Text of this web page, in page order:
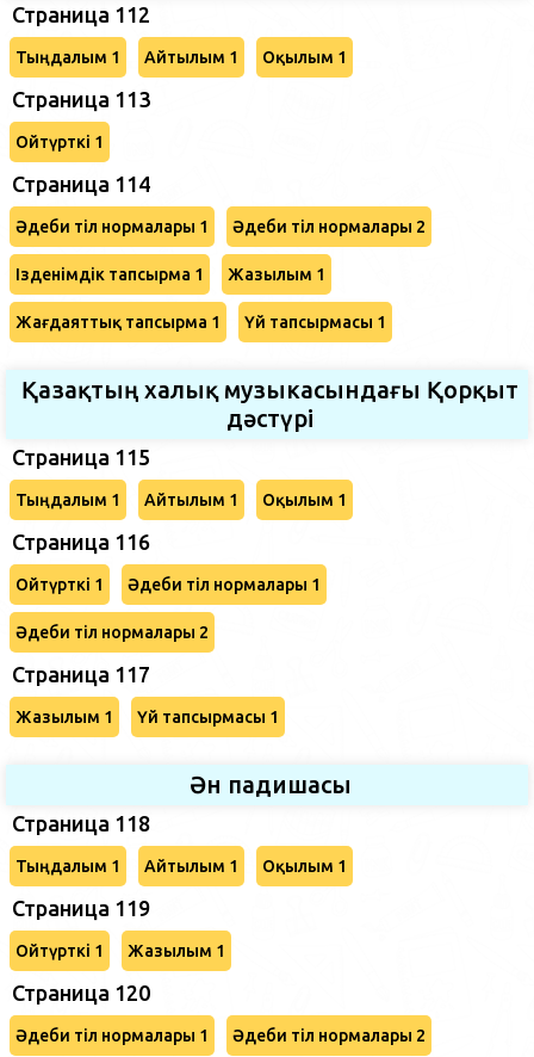
Страница 112
Тыңдалым 1 Айтылым 1 Оқылым 1
Страница 113
Ойтүрткі 1
Страница 114
Әдеби тіл нормалары 1 Әдеби тіл нормалары 2
Ізденімдік тапсырма 1 Жазылым 1
Жағдаяттық тапсырма 1 Үй тапсырмасы 1
Қазақтың халық музыкасындағы Қорқыт
дәстүрі
Страница 115
Тыңдалым 1 Айтылым 1 Оқылым 1
Страница 116
Ойтүрткі 1 Әдеби тіл нормалары 1
Әдеби тіл нормалары 2
Страница 117
Жазылым 1 Үй тапсырмасы 1
Ән падишасы
Страница 118
Тыңдалым 1 Айтылым 1 Оқылым 1
Страница 119
Ойтүрткі 1 Жазылым 1
Страница 120
Әдеби тіл нормалары 1 Әдеби тіл нормалары 2